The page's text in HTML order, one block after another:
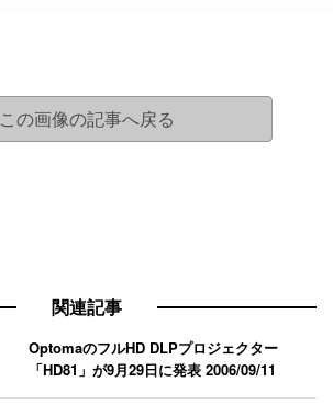
この画像の記事へ戻る
関連記事
OptomaのフルHD DLPプロジェクター
「HD81」が9月29日に発表2006/09/11